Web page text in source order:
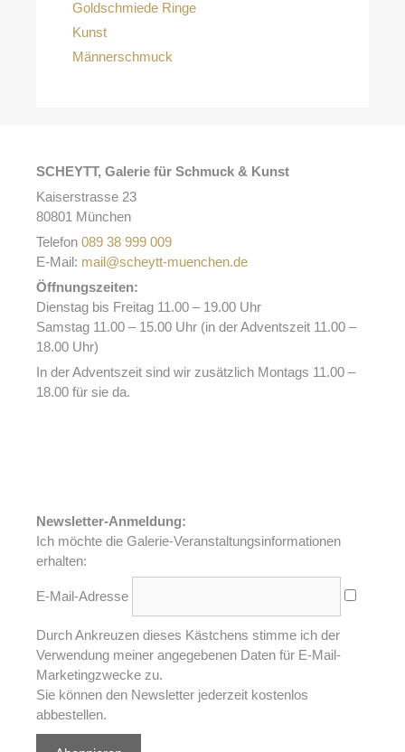
Goldschmiede Ringe
Kunst
Männerschmuck
SCHEYTT, Galerie für Schmuck & Kunst
Kaiserstrasse 23
80801 München
Telefon 089 38 999 009
E-Mail: mail@scheytt-muenchen.de
Öffnungszeiten:
Dienstag bis Freitag 11.00 – 19.00 Uhr
Samstag 11.00 – 15.00 Uhr (in der Adventszeit 11.00 –
18.00 Uhr)
In der Adventszeit sind wir zusätzlich Montags 11.00 –
18.00 für sie da.
Newsletter-Anmeldung:
Ich möchte die Galerie-Veranstaltungsinformationen
erhalten:
E-Mail-Adresse
Durch Ankreuzen dieses Kästchens stimme ich der
Verwendung meiner angegebenen Daten für E-Mail-
Marketingzwecke zu.
Sie können den Newsletter jederzeit kostenlos
abbestellen.